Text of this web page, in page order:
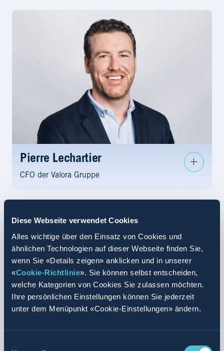
Diese Webseite verwendet Cookies
Alles wichtige über den Einsatz von Cookies und
ähnlichen Technologien auf dieser Webseite finden Sie,
wenn Sie «Details zeigen» anklicken und in unserer
«Cookie-Richtlinie». Sie können selbst entscheiden,
welche Kategorien von Cookies Sie zulassen möchten.
Ihre persönlichen Einstellungen können Sie jederzeit
unter dem Menüpunkt «Cookie-Einstellungen» ändern.
Pierre Lechartier
CFO der Valora Gruppe